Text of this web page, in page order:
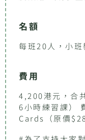
名額
每班20人，小
費用
4,200港元，合
6小時練習課）
Cards（原價